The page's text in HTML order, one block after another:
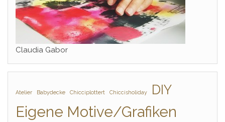
Claudia Gabor
Atelier Babydecke Chicciplottert Chiccisholiday DIY
Eigene Motive/Grafiken